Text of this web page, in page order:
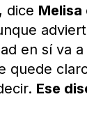
dice Melisa
en sí va
quede
Ese